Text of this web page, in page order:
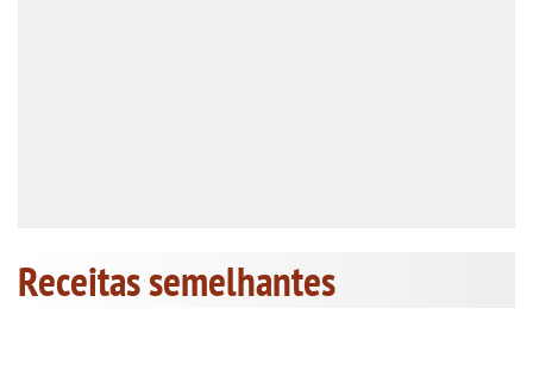
Receitas semelhantes